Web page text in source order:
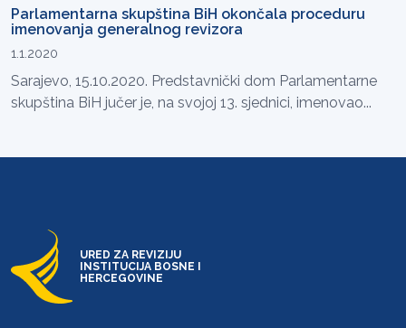
Parlamentarna skupština BiH okončala proceduru
imenovanja generalnog revizora
1.1.2020
Sarajevo, 15.10.2020. Predstavnički dom Parlamentarne
skupština BiH jučer je, na svojoj 13. sjednici, imenovao...
URED ZA REVIZIJU
INSTITUCIJA BOSNE I
HERCEGOVINE